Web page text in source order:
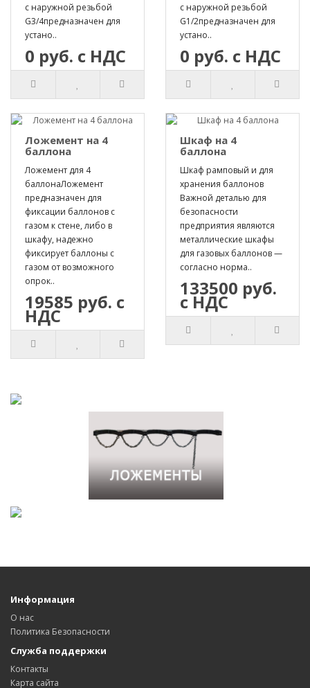
с наружной резьбой
G3/4предназначен для
устано..
0 руб. с НДС
с наружной резьбой
G1/2предназначен для
устано..
0 руб. с НДС
Ложемент на 4
баллона
Ложемент для 4
баллонаЛожемент
предназначен для
фиксации баллонов с
газом к стене, либо в
шкафу, надежно
фиксирует баллоны с
газом от возможного
опрок..
19585 руб. с
НДС
Шкаф на 4
баллона
Шкаф рамповый и для
хранения баллонов
Важной деталью для
безопасности
предприятия являются
металлические шкафы
для газовых баллонов —
согласно норма..
133500 руб.
с НДС
Информация
О нас
Политика Безопасности
Служба поддержки
Контакты
Карта сайта